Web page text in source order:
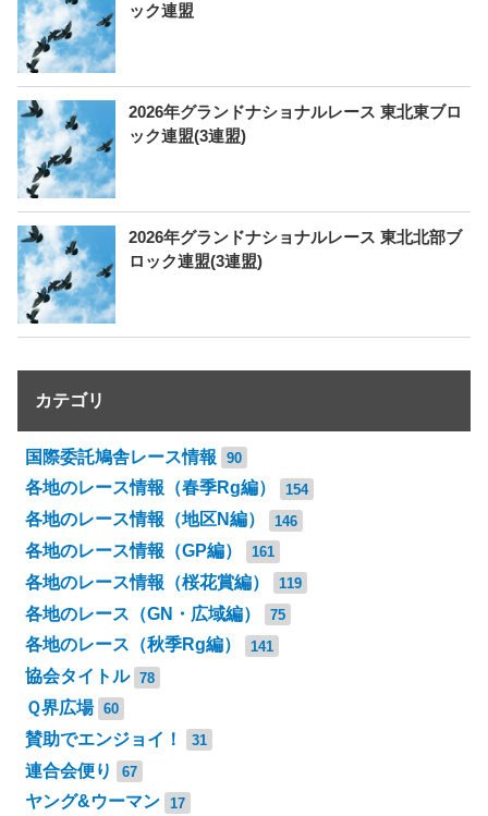
ック連盟
2026年グランドナショナルレース 東北東ブロ
ック連盟(3連盟)
2026年グランドナショナルレース 東北北部ブ
ロック連盟(3連盟)
カテゴリ
国際委託鳩舎レース情報 90
各地のレース情報（春季Rg編） 154
各地のレース情報（地区N編） 146
各地のレース情報（GP編） 161
各地のレース情報（桜花賞編） 119
各地のレース（GN・広域編） 75
各地のレース（秋季Rg編） 141
協会タイトル 78
Ｑ界広場 60
賛助でエンジョイ！ 31
連合会便り 67
ヤング&ウーマン 17